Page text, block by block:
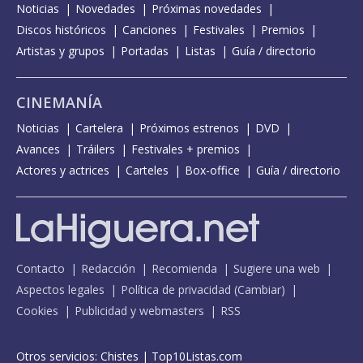
Noticias Novedades
Próximas novedades
Discos históricos
Canciones Festivales
Premios
Artistas y grupos
Portadas Listas Guía / directorio
CINEMANÍA
Noticias Cartelera Próximos estrenos
DVD
Avances
Tráilers
Festivales + premios
Actores y actrices
Carteles Box-office Guía / directorio
Contacto Redacción Recomienda
Sugiere una web
Aspectos legales
Política de privacidad (Cambiar)
Cookies
Publicidad y webmasters RSS
Otros servicios: Chistes | Top10Listas.com